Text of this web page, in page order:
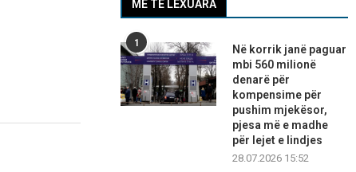
MË TË LEXUARA
1
Në korrik janë paguar
mbi 560 milionë
denarë për
kompensime për
pushim mjekësor,
pjesa më e madhe
për lejet e lindjes
28.07.2026 15:52